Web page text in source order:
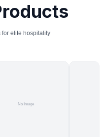
for elite hospitality